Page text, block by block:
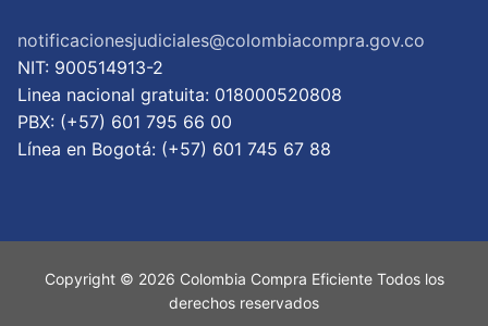
notificacionesjudiciales@colombiacompra.gov.co
NIT: 900514913-2
Linea nacional gratuita: 018000520808
PBX: (+57) 601 795 66 00
Lí­nea en Bogotá: (+57) 601 745 67 88
Copyright © 2026 Colombia Compra Eficiente Todos los
derechos reservados